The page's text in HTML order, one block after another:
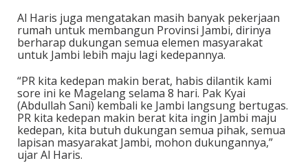
Al Haris juga mengatakan masih banyak pekerjaan
rumah untuk membangun Provinsi Jambi, dirinya
berharap dukungan semua elemen masyarakat
untuk Jambi lebih maju lagi kedepannya.
“PR kita kedepan makin berat, habis dilantik kami
sore ini ke Magelang selama 8 hari. Pak Kyai
(Abdullah Sani) kembali ke Jambi langsung bertugas.
PR kita kedepan makin berat kita ingin Jambi maju
kedepan, kita butuh dukungan semua pihak, semua
lapisan masyarakat Jambi, mohon dukungannya,”
ujar Al Haris.